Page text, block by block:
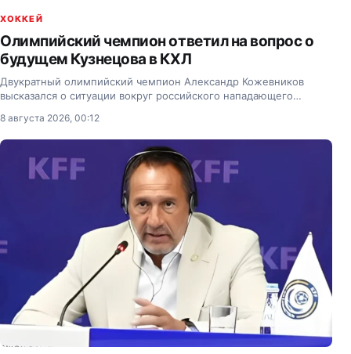
ХОККЕЙ
Олимпийский чемпион ответил на вопрос о
будущем Кузнецова в КХЛ
Двукратный олимпийский чемпион Александр Кожевников
высказался о ситуации вокруг российского нападающего
8 августа 2026, 00:12